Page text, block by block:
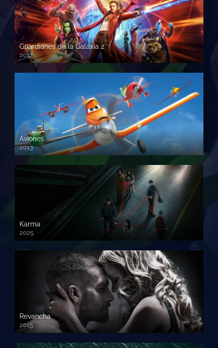
Guardianes de la Galaxia 2
2017
720p HD
Aviones
2013
720 HD
Karma
2025
Revancha
2015
720p HD